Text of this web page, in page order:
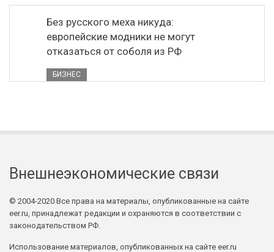
Без русского меха никуда:
европейские модники не могут
отказаться от соболя из РФ
БИЗНЕС
Внешнеэкономические связи
© 2004-2020 Все права на материалы, опубликованные на сайте
eer.ru, принадлежат редакции и охраняются в соответствии с
законодательством РФ.
Использование материалов, опубликованных на сайте eer.ru